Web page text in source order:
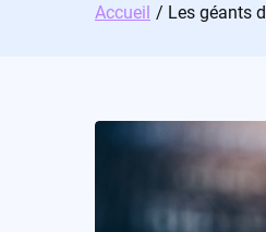
Accueil Les géants